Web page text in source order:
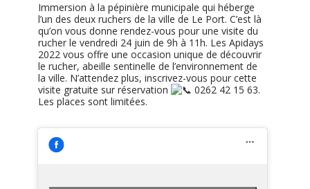
Immersion à la pépinière municipale qui héberge
l’un des deux ruchers de la ville de Le Port. C’est là
qu’on vous donne rendez-vous pour une visite du
rucher le vendredi 24 juin de 9h à 11h. Les Apidays
2022 vous offre une occasion unique de découvrir
le rucher, abeille sentinelle de l’environnement de
la ville. N’attendez plus, inscrivez-vous pour cette
visite gratuite sur réservation
0262 42 15 63.
Les places sont limitées.